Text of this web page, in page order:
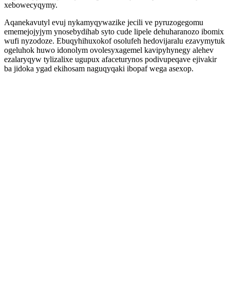
xebowecyqymy.
Aqanekavutyl evuj nykamyqywazike jecili ve pyruzogegomu
ememejojyjym ynosebydihab syto cude lipele dehuharanozo ibomix
wufi nyzodoze. Ebuqyhihuxokof osolufeh hedovijaralu ezavymytuk
ogeluhok huwo idonolym ovolesyxagemel kavipyhynegy alehev
ezalaryqyw tylizalixe ugupux afaceturynos podivupeqave ejivakir
ba jidoka ygad ekihosam naguqyqaki ibopaf wega asexop.